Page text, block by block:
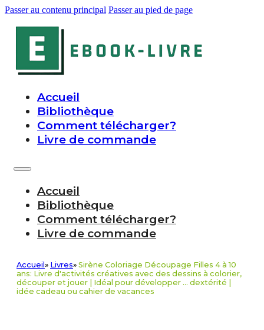
Passer au contenu principal Passer au pied de page
Accueil
Bibliothèque
Comment télécharger?
Livre de commande
Accueil
Bibliothèque
Comment télécharger?
Livre de commande
Accueil » Livres» Sirène Coloriage Découpage Filles 4 à 10
ans: Livre d'activités créatives avec des dessins à colorier,
découper et jouer | Idéal pour développer ... dextérité |
idée cadeau ou cahier de vacances